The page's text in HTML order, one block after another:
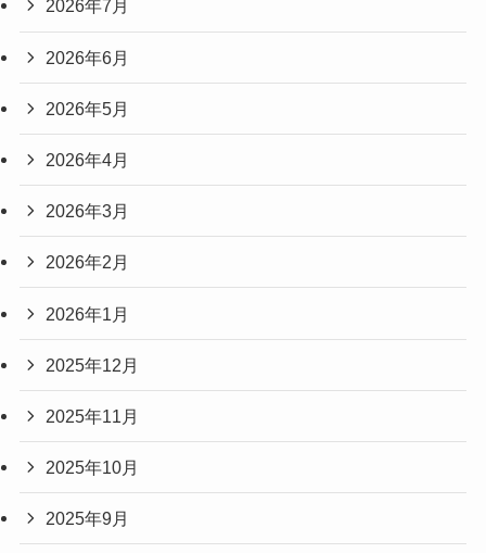
2026年7月
2026年6月
2026年5月
2026年4月
2026年3月
2026年2月
2026年1月
2025年12月
2025年11月
2025年10月
2025年9月